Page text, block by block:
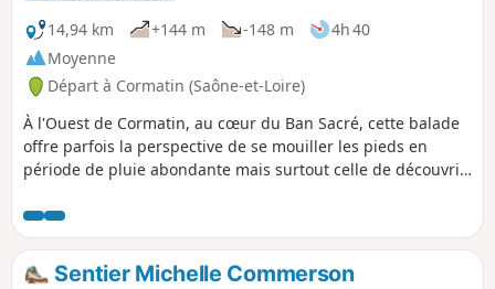
14,94 km
+144 m -148 m
4h 40
Moyenne
Départ à Cormatin (Saône-et-Loire)
À l'Ouest de Cormatin, au cœur du Ban Sacré, cette balade
offre parfois la perspective de se mouiller les pieds en
période de pluie abondante mais surtout celle de découvrir
Sentier Michelle Commerson